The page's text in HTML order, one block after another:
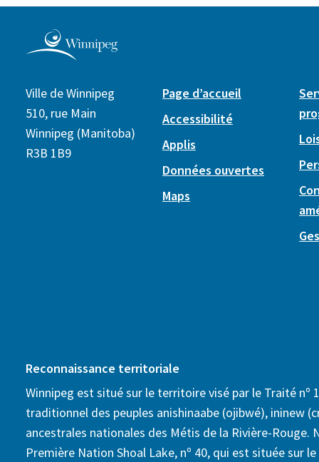
Ville de Winnipeg
510, rue Main
Winnipeg (Manitoba)
R3B 1B9
Page d’accueil
Accessibilité
Applis
Données ouvertes
Maps
Reconnaissance territoriale
Winnipeg est situé sur le territoire visé par le Traité nº
traditionnel des peuples anishinaabe (ojibwé), ininew
ancestrales nationales des Métis de la Rivière-Rouge.
Première Nation Shoal Lake, nº 40, qui est située sur